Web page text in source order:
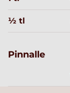
½ tl
Pinnalle